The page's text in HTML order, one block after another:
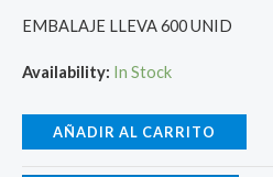
EMBALAJE LLEVA 600 UNID
Availability: In Stock
AÑADIR AL CARRITO